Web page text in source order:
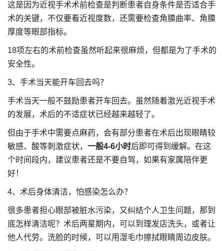
这是因为近视手术术前检查是判断患者自身条件是否适合手
术的关键，不仅要看近视度数，还需要检查角膜曲率、角膜
厚度等眼部指标。
18项左右的术前检查虽然听起来很麻烦，但都是为了手术的
安全性。
3、手术当天能开车回去吗？
手术当天一般不鼓励患者开车回去。虽然随着激光近视手术
的发展，术后的不适症状已经越来越轻了。
但由于手术中需要点麻药，会有部分患者在术后出现眼睛较
敏感、酸等刺激症状， 一般4-6小时后即可得到缓解。在这
个时间段内，建议患者还是不要自驾，如果有家属陪伴更
好！
4、术后身体清洁，怕感染怎么办？
很多患者担心眼部被脏水污染，又纠结个人卫生问题，那到
底怎样清洁呢？术后两星期内，可以到理发店洗头，或者让
他人代劳。洗脸的时候，可以用湿毛巾擦拭眼睛周边皮肤。